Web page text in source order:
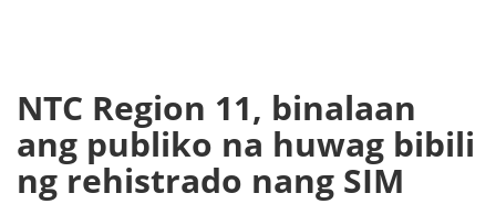
NTC Region 11, binalaan
ang publiko na huwag bibili
ng rehistrado nang SIM